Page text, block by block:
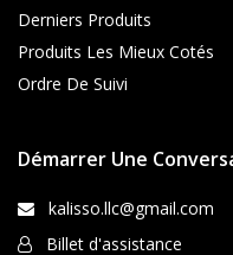
Derniers Produits
Produits Les Mieux Cotés
Ordre De Suivi
Démarrer Une
kalisso.llc@gmail.com
Billet d'assistance